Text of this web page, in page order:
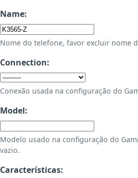
Name:
Nome do telefone, favor excluir nome
Connection:
Conexão usada na configuração do
Model:
Modelo usado na configuração do
vazio.
Características: